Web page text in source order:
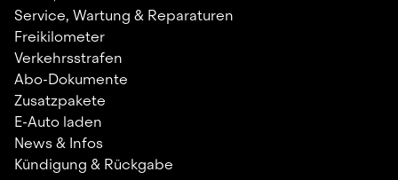
Service, Wartung & Reparaturen
Freikilometer
Verkehrsstrafen
Abo-Dokumente
Zusatzpakete
E-Auto laden
News & Infos
Kündigung & Rückgabe